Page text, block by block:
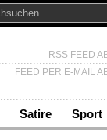
RSS FEED
FEED PER E-MAIL
Satire Sport